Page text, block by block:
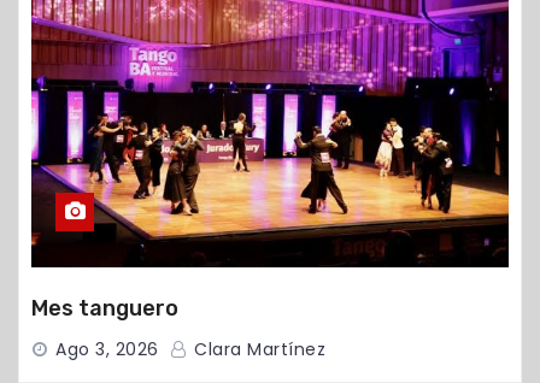
Mes tanguero
Ago 3, 2026 Clara Martínez